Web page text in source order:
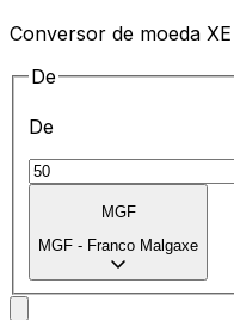
Conversor de moeda XE
De
De
MGF
MGF - Franco Malgaxe